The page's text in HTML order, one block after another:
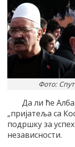
Фото:
Да ли ће
„пријатеља са
подршку за
независности.